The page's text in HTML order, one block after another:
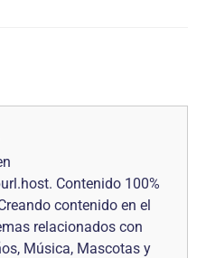
Contenido 100%
contenido en el
relacionados con
Música, Mascotas y